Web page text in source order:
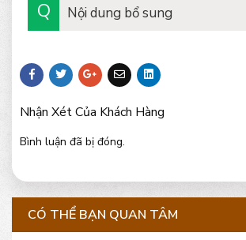
Nội dung bổ sung
Nhận Xét Của Khách Hàng
Bình luận đã bị đóng.
CÓ THỂ BẠN QUAN TÂM